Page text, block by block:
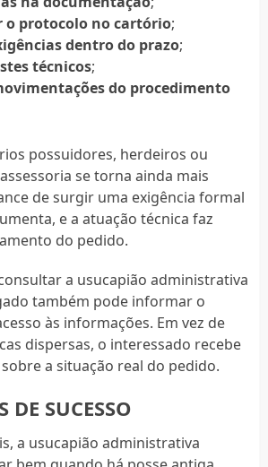
o protocolo no cartório;
dentro do prazo;
técnicos;
do procedimento
possuidores, herdeiros ou
se torna ainda mais
de surgir uma exigência formal
e a atuação técnica faz
do pedido.
a usucapião administrativa
também pode informar o
às informações. Em vez de
dispersas, o interessado recebe
a situação real do pedido.
DE SUCESSO
a usucapião administrativa